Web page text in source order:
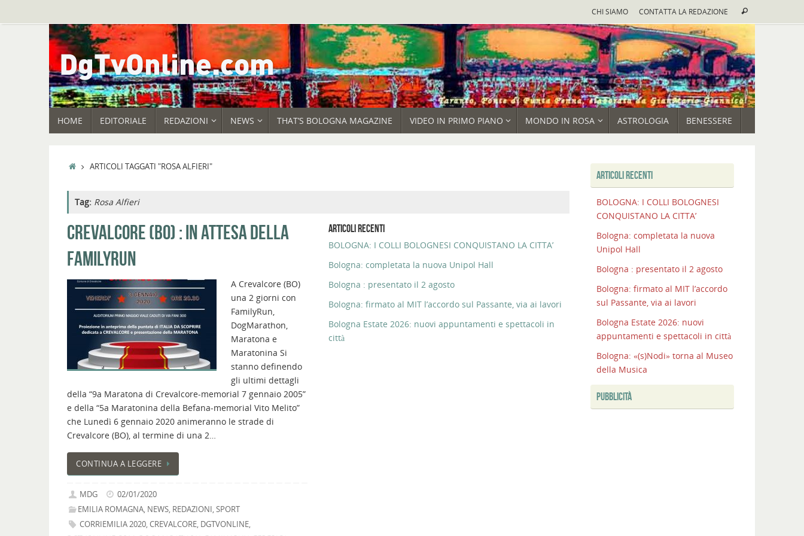
CHI SIAMO CONTATTA LA REDAZIONE Cerca
HOME EDITORIALE REDAZIONI NEWS THAT’S BOLOGNA MAGAZINE VIDEO IN PRIMO PIANO MONDO IN ROSA ASTROLOGIA BENESSERE
HOMEARTICOLI TAGGATI "ROSA ALFIERI"
Tag: Rosa Alfieri
CREVALCORE (BO) : IN ATTESA DELLA
FAMILYRUN
A Crevalcore (BO)
una 2 giorni con
FamilyRun,
DogMarathon,
Maratona e
Maratonina Si
stanno definendo
gli ultimi dettagli
della “9a Maratona di Crevalcore-memorial 7 gennaio 2005”
e della “5a Maratonina della Befana-memorial Vito Melito”
che Lunedì 6 gennaio 2020 animeranno le strade di
Crevalcore (BO), al termine di una 2…
CONTINUA A LEGGERE
MDG
02/01/2020
EMILIA ROMAGNA, NEWS, REDAZIONI,SPORT
CORRIEMILIA 2020,CREVALCORE, DGTVONLINE,
ARTICOLI RECENTI
BOLOGNA: I COLLI BOLOGNESI CONQUISTANO LA CITTA’
Bologna: completata la nuova Unipol Hall
Bologna : presentato il 2 agosto
Bologna: firmato al MIT l’accordo sul Passante, via ai lavori
Bologna Estate 2026: nuovi appuntamenti e spettacoli in
città
ARTICOLI RECENTI
BOLOGNA: I COLLI BOLOGNESI
CONQUISTANO LA CITTA’
Bologna: completata la nuova
Unipol Hall
Bologna : presentato il 2 agosto
Bologna: firmato al MIT l’accordo
sul Passante, via ai lavori
Bologna Estate 2026: nuovi
appuntamenti e spettacoli in città
Bologna: «(s)Nodi» torna al Museo
della Musica
PUBBLICITÀ